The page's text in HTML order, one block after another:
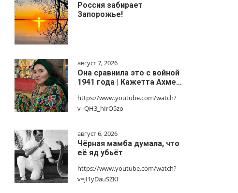
Россия забирает
Запорожье!
август 7, 2026
Она сравнила это с войной
1941 года | Кажетта Ахме…
https://www.youtube.com/watch?
v=QH3_hIrO5zo
август 6, 2026
Чёрная мамба думала, что
её яд убьёт
https://www.youtube.com/watch?
v=jI1yDauSZKI